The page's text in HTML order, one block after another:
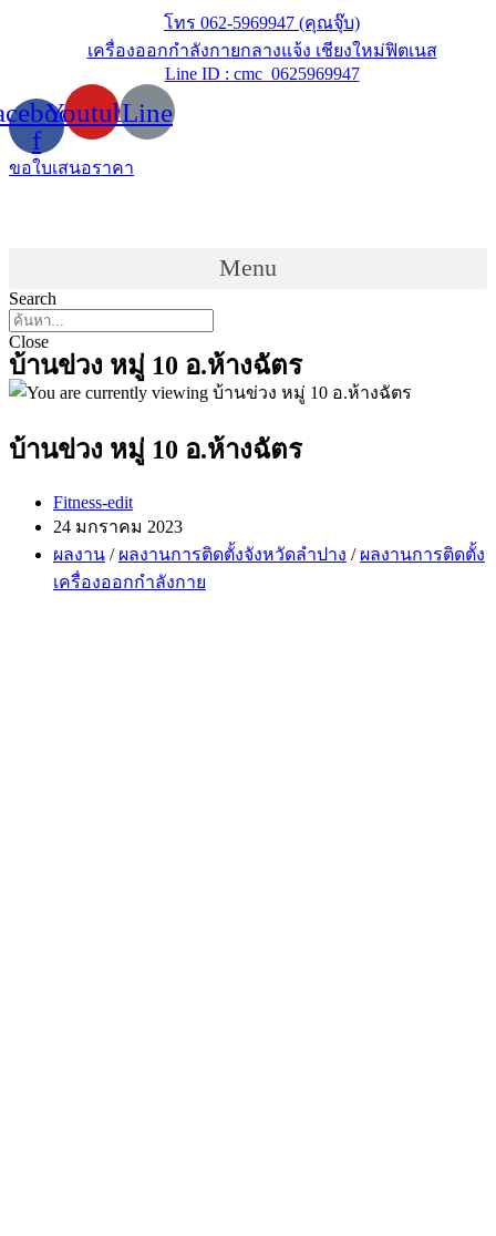
โทร 062-5969947 (คุณจุ๊บ)
เครื่องออกกำลังกายกลางแจ้ง เชียงใหม่ฟิตเนส
Line ID : cmc_0625969947
f
YoutubeLine
ขอใบเสนอราคา
Menu
Search
Close
บ้านข่วง หมู่ 10 อ.ห้างฉัตร
บ้านข่วง หมู่ 10 อ.ห้างฉัตร
Post
author:
Fitness-edit
Post
24 มกราคม 2023
Post
category:
ผลงาน / ผลงานการติดตั้งจังหวัดลำปาง / ผลงานการติดตั้ง
เครื่องออกกำลังกาย